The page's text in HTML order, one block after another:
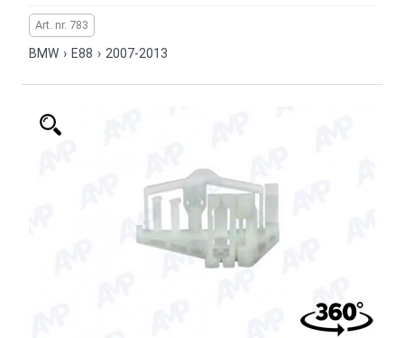
Art. nr. 783
BMW › E88 › 2007-2013